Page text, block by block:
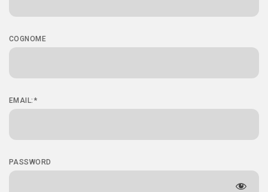
COGNOME
EMAIL:*
PASSWORD